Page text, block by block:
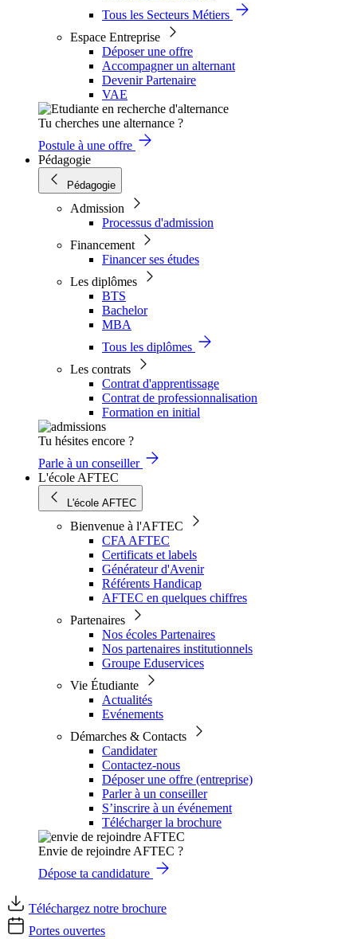
Tous les Secteurs Métiers
Espace Entreprise
Déposer une offre
Accompagner un alternant
Devenir Partenaire
VAE
Tu cherches une alternance ?
Postule à une offre
Pédagogie
Pédagogie
Admission
Processus d'admission
Financement
Financer ses études
Les diplômes
BTS
Bachelor
MBA
Tous les diplômes
Les contrats
Contrat d'apprentissage
Contrat de professionnalisation
Formation en initial
Tu hésites encore ?
Parle à un conseiller
L'école AFTEC
L'école AFTEC
Bienvenue à l'AFTEC
CFA AFTEC
Certificats et labels
Générateur d'Avenir
Référents Handicap
AFTEC en quelques chiffres
Partenaires
Nos écoles Partenaires
Nos partenaires institutionnels
Groupe Eduservices
Vie Étudiante
Actualités
Evénements
Démarches & Contacts
Candidater
Contactez-nous
Déposer une offre (entreprise)
Parler à un conseiller
S’inscrire à un événement
Télécharger la brochure
Envie de rejoindre AFTEC ?
Dépose ta candidature
Téléchargez notre brochure
Portes ouvertes